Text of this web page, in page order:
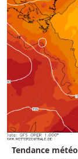
Tendance